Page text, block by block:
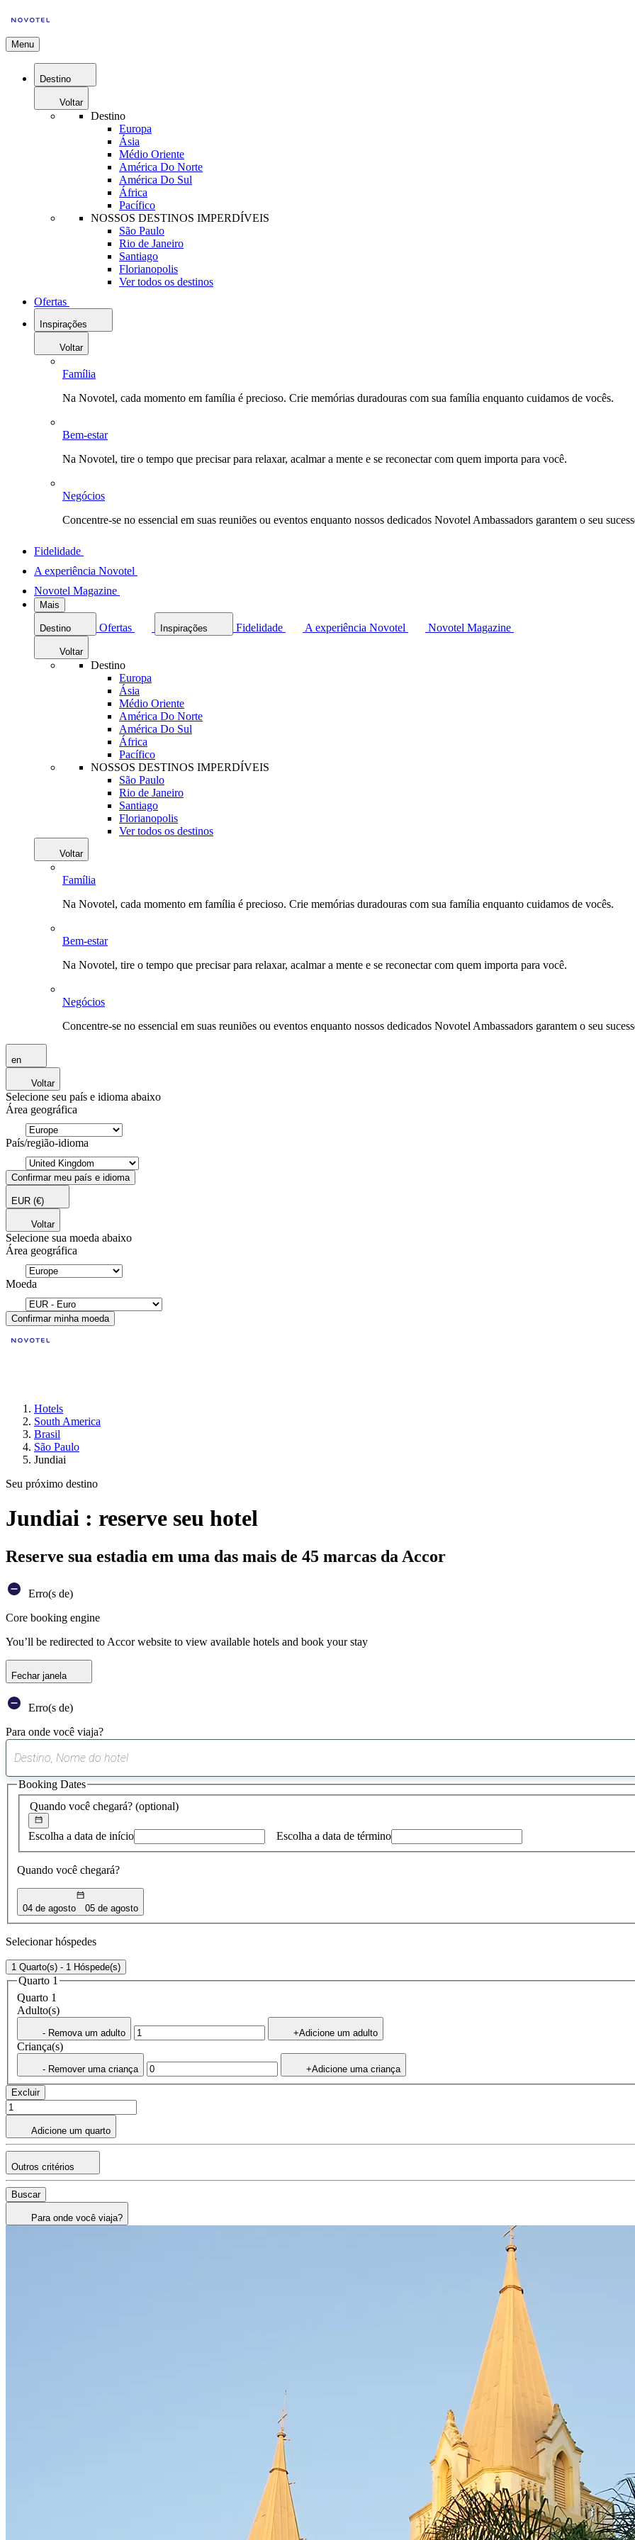
Menu
Destino
Voltar
Destino
Europa
Ásia
Médio Oriente
América Do Norte
América Do Sul
África
Pacífico
NOSSOS DESTINOS IMPERDÍVEIS
São Paulo
Rio de Janeiro
Santiago
Florianopolis
Ver todos os destinos
Ofertas
Inspirações
Voltar
Família
Na Novotel, cada momento em família é precioso. Crie memórias duradouras com sua família enquanto cuidamos de vocês.
Bem-estar
Na Novotel, tire o tempo que precisar para relaxar, acalmar a mente e se reconectar com quem importa para você.
Negócios
Concentre-se no essencial em suas reuniões ou eventos enquanto nossos dedicados Novotel Ambassadors garantem o seu
Fidelidade
A experiência Novotel
Novotel Magazine
Mais
Destino Ofertas Inspirações Fidelidade A experiência Novotel Novotel Magazine
Voltar
Destino
Europa
Ásia
Médio Oriente
América Do Norte
América Do Sul
África
Pacífico
NOSSOS DESTINOS IMPERDÍVEIS
São Paulo
Rio de Janeiro
Santiago
Florianopolis
Ver todos os destinos
Voltar
Família
Na Novotel, cada momento em família é precioso. Crie memórias duradouras com sua família enquanto cuidamos de vocês.
Bem-estar
Na Novotel, tire o tempo que precisar para relaxar, acalmar a mente e se reconectar com quem importa para você.
Negócios
Concentre-se no essencial em suas reuniões ou eventos enquanto nossos dedicados Novotel Ambassadors garantem o seu
en
Voltar
Selecione seu país e idioma abaixo
Área geográfica
País/região-idioma
Confirmar meu país e idioma
EUR (€)
Voltar
Selecione sua moeda abaixo
Área geográfica
Moeda
Confirmar minha moeda
Hotels
South America
Brasil
São Paulo
Jundiai
Seu próximo destino
Jundiai : reserve seu hotel
Reserve sua estadia em uma das mais de 45 marcas da Accor
Erro(s de)
Core booking engine
You’ll be redirected to Accor website to view available hotels and book your stay
Fechar janela
Erro(s de)
Para onde você viaja?
sugestão
encontrada
Quando você chegará? (optional)
Escolha a data de início Escolha a data de término
Quando você chegará?
04 de agosto 05 de agosto
Booking Dates
Selecionar hóspedes
1 Quarto(s) - 1 Hóspede(s)
Quarto 1
Quarto 1
Adulto(s)
- Remova um adulto +Adicione um adulto
Criança(s)
- Remover uma criança +Adicione uma criança
Excluir
Adicione um quarto
Outros critérios
Buscar
Para onde você viaja?